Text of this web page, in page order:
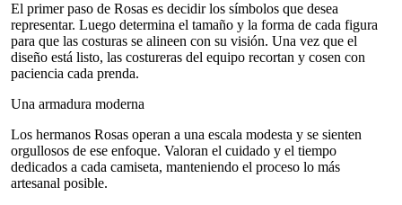
El primer paso de Rosas es decidir los símbolos que desea
representar. Luego determina el tamaño y la forma de cada figura
para que las costuras se alineen con su visión. Una vez que el
diseño está listo, las costureras del equipo recortan y cosen con
paciencia cada prenda.
Una armadura moderna
Los hermanos Rosas operan a una escala modesta y se sienten
orgullosos de ese enfoque. Valoran el cuidado y el tiempo
dedicados a cada camiseta, manteniendo el proceso lo más
artesanal posible.